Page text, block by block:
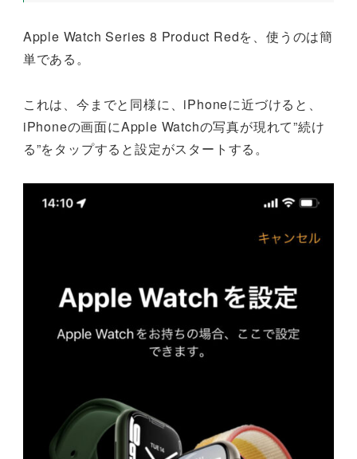
Apple Watch Series 8 Product Redを、使うのは簡
単である。
これは、今までと同様に、iPhoneに近づけると、
iPhoneの画面にApple Watchの写真が現れて”続け
る”をタップすると設定がスタートする。